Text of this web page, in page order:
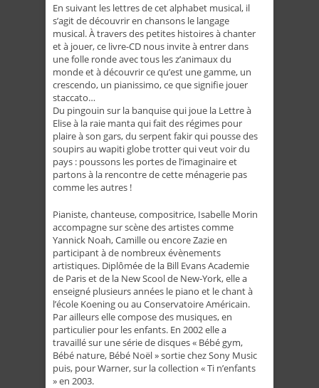
En suivant les lettres de cet alphabet musical, il
s’agit de découvrir en chansons le langage
musical. À travers des petites histoires à chanter
et à jouer, ce livre-CD nous invite à entrer dans
une folle ronde avec tous les z’animaux du
monde et à découvrir ce qu’est une gamme, un
crescendo, un pianissimo, ce que signifie jouer
staccato…
Du pingouin sur la banquise qui joue la Lettre à
Elise à la raie manta qui fait des régimes pour
plaire à son gars, du serpent fakir qui pousse des
soupirs au wapiti globe trotter qui veut voir du
pays : poussons les portes de l’imaginaire et
partons à la rencontre de cette ménagerie pas
comme les autres !
Pianiste, chanteuse, compositrice, Isabelle Morin
accompagne sur scène des artistes comme
Yannick Noah, Camille ou encore Zazie en
participant à de nombreux évènements
artistiques. Diplômée de la Bill Evans Academie
de Paris et de la New Scool de New-York, elle a
enseigné plusieurs années le piano et le chant à
l’école Koening ou au Conservatoire Américain.
Par ailleurs elle compose des musiques, en
particulier pour les enfants. En 2002 elle a
travaillé sur une série de disques « Bébé gym,
Bébé nature, Bébé Noël » sortie chez Sony Music
puis, pour Warner, sur la collection « Ti n’enfants
» en 2003.